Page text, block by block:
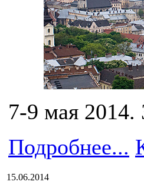
7-9 мая 2014.
Подробнее...
15.06.2014